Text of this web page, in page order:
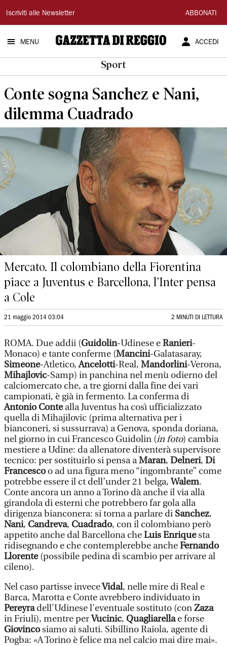
Gazzetta
di
Reggio
Iscriviti alle Newsletter ABBONATI
MENU ACCEDI
Sport
Conte sogna Sanchez e Nani,
dilemma Cuadrado
Mercato. Il colombiano della Fiorentina
piace a Juventus e Barcellona, l’Inter pensa
a Cole
21 maggio 2014 03:04 2 MINUTI DI LETTURA
ROMA. Due addii (Guidolin-Udinese eRanieri-
Monaco) e tante conferme (Mancini-Galatasaray,
Simeone-Atletico,Ancelotti-Real, Mandorlini-Verona,
Mihajlovic-Samp) in panchina nel menù odierno del
calciomercato che, a tre giorni dalla fine dei vari
campionati, è già in fermento. La conferma di
Antonio Contealla Juventus ha così ufficializzato
quella di Mihajilovic (prima alternativa per i
bianconeri, si sussurrava) a Genova, sponda doriana,
nel giorno in cui Francesco Guidolin (in foto) cambia
mestiere a Udine: da allenatore diventerà supervisore
tecnico: per sostituirlo si pensa aMaran, Delneri, Di
Francescoo ad una figura meno “ingombrante” come
potrebbe essere il ct dell’under 21 belga,Walem.
Conte ancora un anno a Torino dà anche il via alla
girandola di esterni che potrebbero far gola alla
dirigenza bianconera: si torna a parlare di Sanchez,
Nani, Candreva, Cuadrado, con il colombiano però
appetito anche dal Barcellona cheLuis Enriquesta
ridisegnando e che contemplerebbe ancheFernando
Llorente(possibile pedina di scambio per arrivare al
cileno).
Nel caso partisse inveceVidal, nelle mire di Real e
Barca, Marotta e Conte avrebbero individuato in
Pereyradell'Udinese l'eventuale sostituto (conZaza
in Friuli), mentre perVucinic, Quagliarellae forse
Giovincosiamo ai saluti. Sibillino Raiola, agente di
Pogba: «A Torino è felice ma nel calcio mai dire mai».